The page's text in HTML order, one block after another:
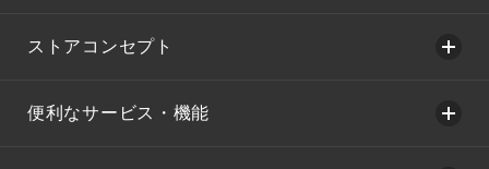
ストアコンセプト
便利なサービス・機能